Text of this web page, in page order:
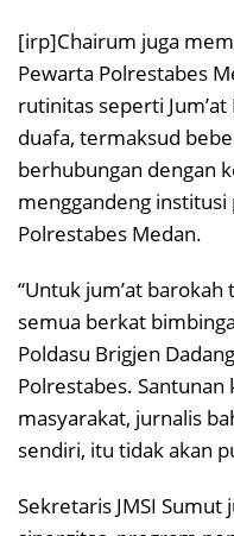
[irp]Chairum juga
Pewarta Polrestabes
rutinitas seperti
duafa, termaksud
berhubungan dengan
menggandeng institusi
Polrestabes Medan.
“Untuk jum’at
semua berkat
Poldasu Brigjen
Polrestabes. Santunan
masyarakat, jurnalis
sendiri, itu tidak akan
Sekretaris JMSI